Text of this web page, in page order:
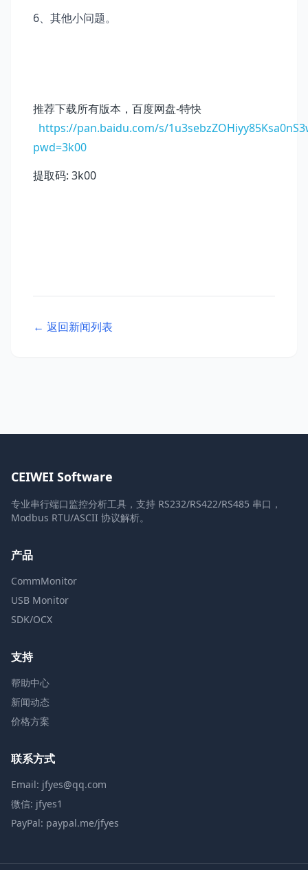
6、其他小问题。
推荐下载所有版本，百度网盘-特快
https://pan.baidu.com/s/
pwd=3k00
提取码: 3k00
← 返回新闻列表
CEIWEI Software
专业串行端口监控分析工具，支持 RS232/RS422/RS485 串口，
Modbus RTU/ASCII 协议解析。
产品
CommMonitor
USB Monitor
SDK/OCX
支持
帮助中心
新闻动态
价格方案
联系方式
Email: jfyes@qq.com
微信: jfyes1
PayPal: paypal.me/jfyes